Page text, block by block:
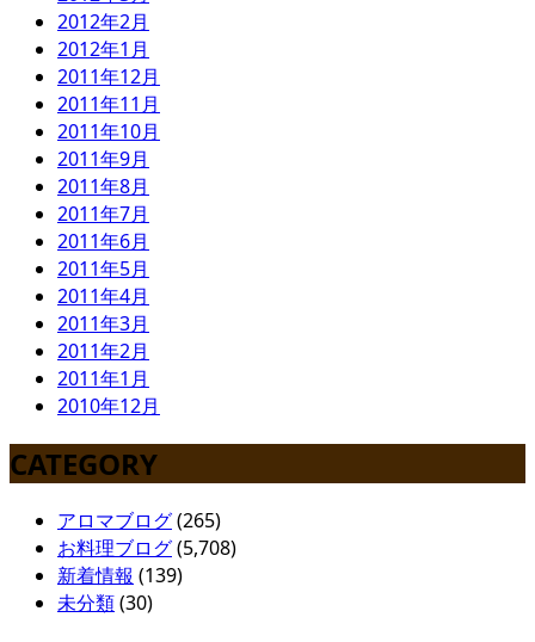
2012年2月
2012年1月
2011年12月
2011年11月
2011年10月
2011年9月
2011年8月
2011年7月
2011年6月
2011年5月
2011年4月
2011年3月
2011年2月
2011年1月
2010年12月
CATEGORY
アロマブログ(265)
お料理ブログ(5,708)
新着情報 (139)
未分類(30)